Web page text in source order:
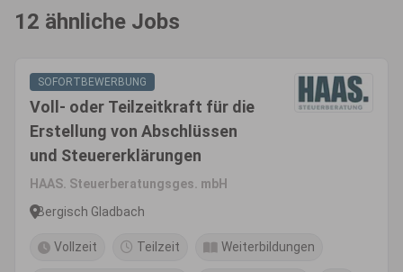
12 ähnliche Jobs
SOFORTBEWERBUNG
Voll- oder Teilzeitkraft für die
Erstellung von Abschlüssen
und Steuererklärungen
HAAS. Steuerberatungsges. mbH
Bergisch Gladbach
Vollzeit Teilzeit Weiterbildungen